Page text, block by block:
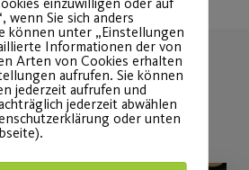
wenn Sie sich anders
können unter „Einstellungen
Informationen der von
Arten von Cookies erhalten
aufrufen. Sie können
jederzeit aufrufen und
jederzeit abwählen
oder unten